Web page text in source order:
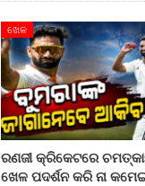
ଖେଳ
ରଣଜୀ କ୍ରିକେଟରେ
ଖେଳ ପଦର୍ଶନ କରି ନା